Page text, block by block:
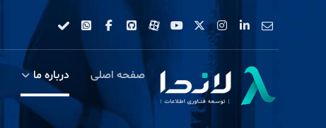
صفحه اصلی درباره ما